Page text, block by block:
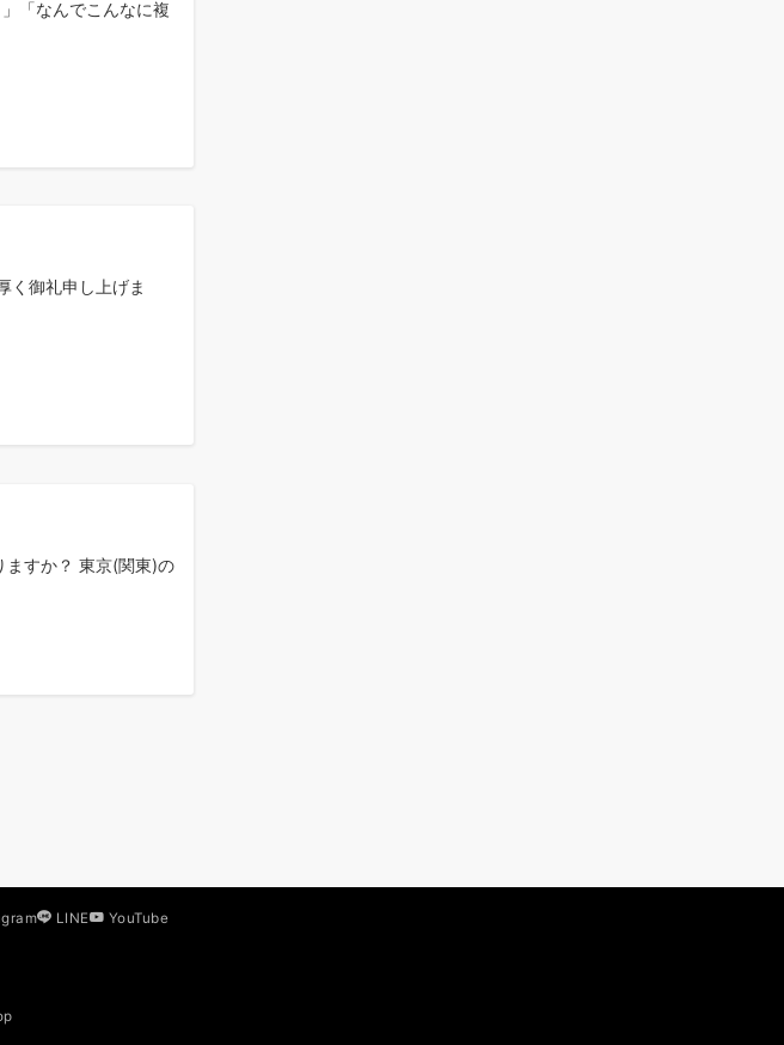
「なんでこんなに複
く御礼申し上げま
ますか？ 東京(関東)の
LINE YouTube